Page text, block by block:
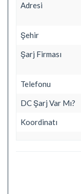
Adresi
Şehir
Şarj Firması
Telefonu
DC Şarj Var Mı?
Koordinatı